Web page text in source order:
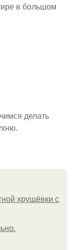
в большом
делать
хрущёвки с